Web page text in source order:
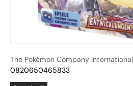
The Pokémon Company International
0820650465833